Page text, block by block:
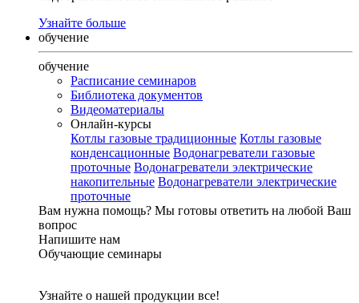
Узнайте больше
обучение
обучение
Расписание семинаров
Библиотека документов
Видеоматериалы
Онлайн-курсы
Котлы газовые традиционные Котлы газовые
конденсационные Водонагреватели газовые
проточные Водонагреватели электрические
накопительные Водонагреватели электрические
проточные
Вам нужна помощь? Мы готовы ответить на любой Ваш
вопрос
Напишите нам
Обучающие семинары
Узнайте о нашей продукции все!